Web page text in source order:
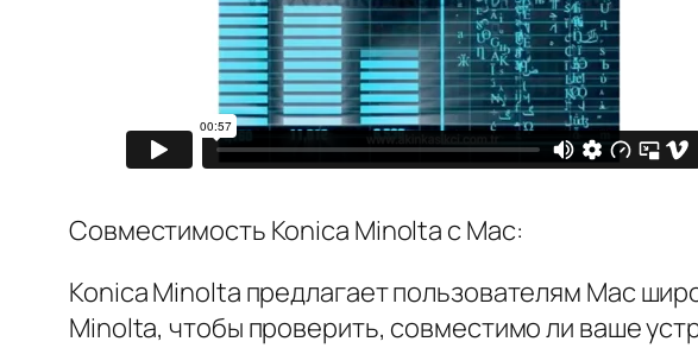
Совместимость Konica Minolta с Mac:
Konica Minolta предлагает пользователям Mac
Minolta, чтобы проверить, совместимо ли ваше